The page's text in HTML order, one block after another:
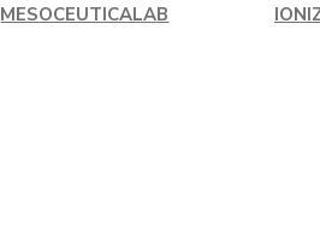
MESOCEUTICALAB